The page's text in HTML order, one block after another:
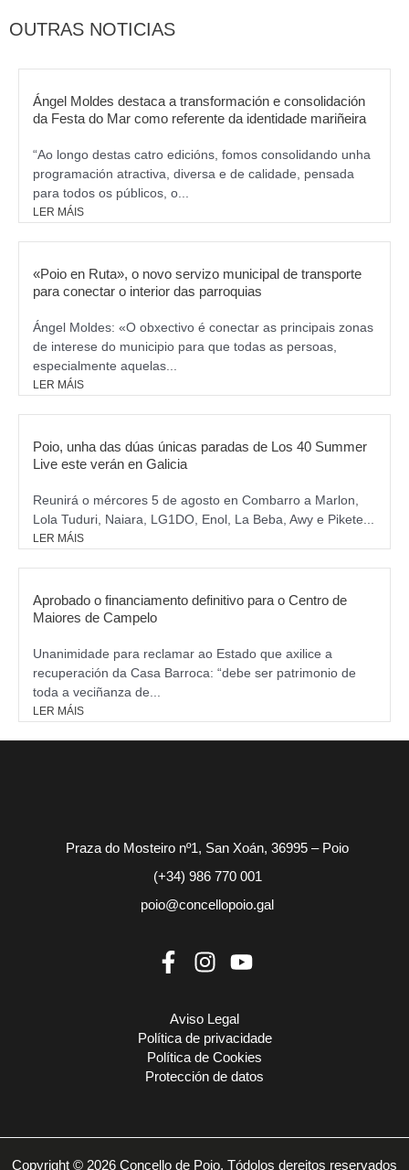
e
o
o
k
t
g
r
a
m
OUTRAS NOTICIAS
Ángel Moldes destaca a transformación e consolidación
da Festa do Mar como referente da identidade mariñeira
“Ao longo destas catro edicións, fomos consolidando unha
programación atractiva, diversa e de calidade, pensada
para todos os públicos, o...
LER MÁIS
«Poio en Ruta», o novo servizo municipal de transporte
para conectar o interior das parroquias
Ángel Moldes: «O obxectivo é conectar as principais zonas
de interese do municipio para que todas as persoas,
especialmente aquelas...
LER MÁIS
Poio, unha das dúas únicas paradas de Los 40 Summer
Live este verán en Galicia
Reunirá o mércores 5 de agosto en Combarro a Marlon,
Lola Tuduri, Naiara, LG1DO, Enol, La Beba, Awy e Pikete...
LER MÁIS
Aprobado o financiamento definitivo para o Centro de
Maiores de Campelo
Unanimidade para reclamar ao Estado que axilice a
recuperación da Casa Barroca: “debe ser patrimonio de
toda a veciñanza de...
LER MÁIS
Praza do Mosteiro nº1, San Xoán, 36995 – Poio
(+34) 986 770 001
poio@concellopoio.gal
Aviso Legal
Política de privacidade
Política de Cookies
Protección de datos
Copyright © 2026 Concello de Poio. Tódolos dereitos reservados